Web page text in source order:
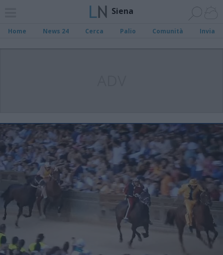
Siena
Home News 24 Cerca Palio Comunità Invia